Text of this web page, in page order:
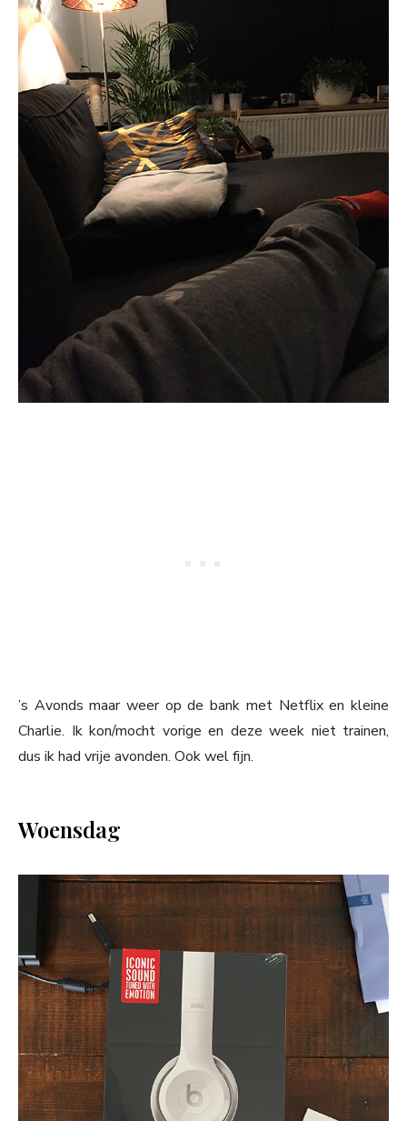
’s Avonds maar weer op de bank met Netflix en kleine
Charlie. Ik kon/mocht vorige en deze week niet trainen,
dus ik had vrije avonden. Ook wel fijn.
Woensdag